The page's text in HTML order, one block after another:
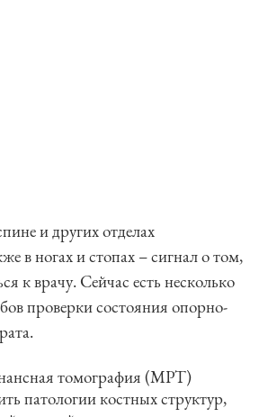
и других отделах
в ногах и стопах – сигнал о том,
к врачу. Сейчас есть несколько
проверки состояния опорно-
томография (МРТ)
патологии костных структур,